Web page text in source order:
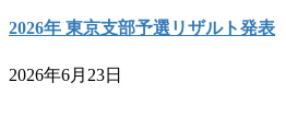
2026年 東京支部予選リザルト発表
2026年6月23日